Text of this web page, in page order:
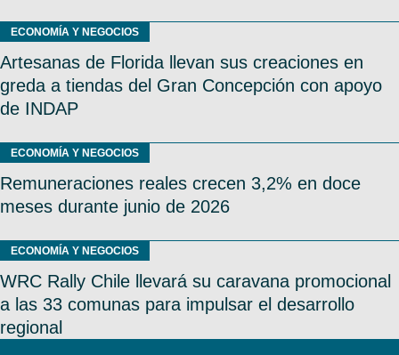
ECONOMÍA Y NEGOCIOS
Artesanas de Florida llevan sus creaciones en
greda a tiendas del Gran Concepción con apoyo
de INDAP
ECONOMÍA Y NEGOCIOS
Remuneraciones reales crecen 3,2% en doce
meses durante junio de 2026
ECONOMÍA Y NEGOCIOS
WRC Rally Chile llevará su caravana promocional
a las 33 comunas para impulsar el desarrollo
regional